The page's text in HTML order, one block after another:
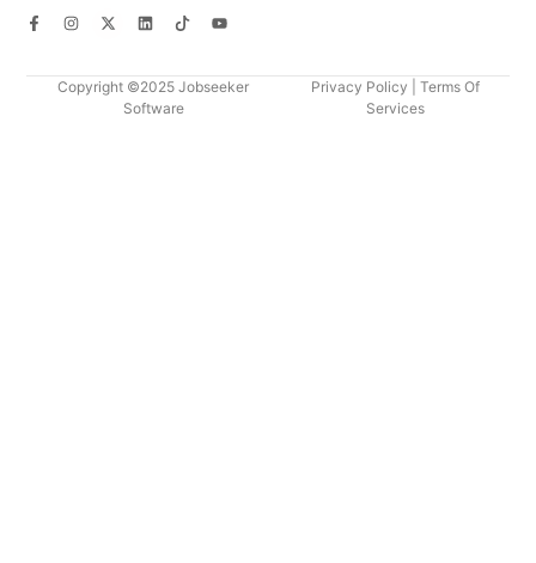
Copyright ©2025 Jobseeker
Software
Privacy Policy
Terms Of
Services